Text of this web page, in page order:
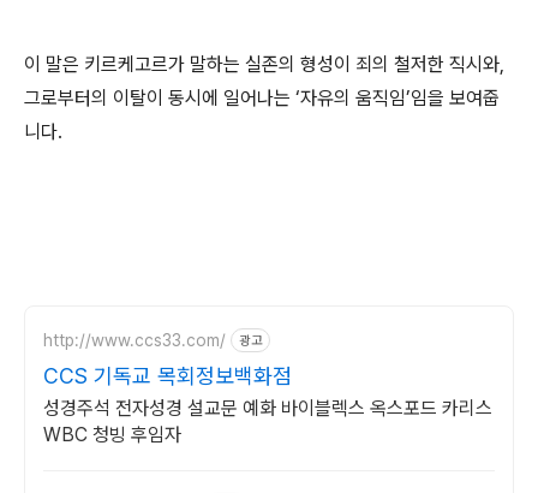
이 말은 키르케고르가 말하는 실존의 형성이 죄의 철저한 직시와,
그로부터의 이탈이 동시에 일어나는 ‘자유의 움직임’임을 보여줍
니다.
http://www.ccs33.com/ 광고
CCS 기독교 목회정보백화점
성경주석 전자성경 설교문 예화 바이블렉스 옥스포드 카리스
WBC 청빙 후임자